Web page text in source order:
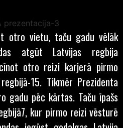
otro vietu, taču gadu vēlāk
atgūt Latvijas regbija
otro reizi karjerā pirmo
15. Tikmēr Prezidenta
gadu pēc kārtas. Taču īpašs
kur pirmo reizi vēsturē